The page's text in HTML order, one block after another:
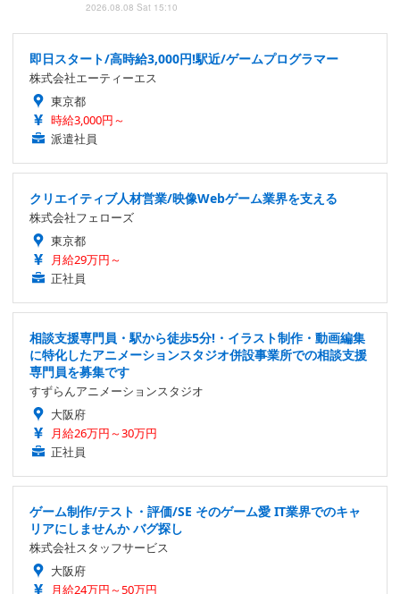
2026.08.08 Sat 15:10
即日スタート/高時給3,000円!駅近/ゲームプログラマー
株式会社エーティーエス
東京都
時給3,000円～
派遣社員
クリエイティブ人材営業/映像Webゲーム業界を支える
株式会社フェローズ
東京都
月給29万円～
正社員
相談支援専門員・駅から徒歩5分!・イラスト制作・動画編集
に特化したアニメーションスタジオ併設事業所での相談支援
専門員を募集です
すずらんアニメーションスタジオ
大阪府
月給26万円～30万円
正社員
ゲーム制作/テスト・評価/SE そのゲーム愛 IT業界でのキャ
リアにしませんか バグ探し
株式会社スタッフサービス
大阪府
月給24万円～50万円